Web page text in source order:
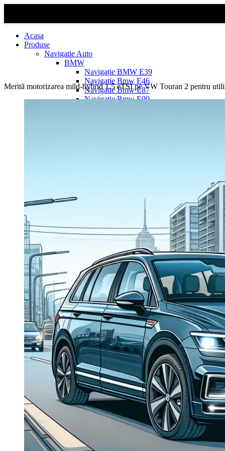
Acasa
Produse
Navigatie Auto
BMW
Navigație BMW E39
Navigatie Bmw E46
Navigatie Bmw E87
Navigatie Bmw E90
Navigație Dacia Logan 1 (2004–2012)
Navigație Dacia Logan 2 (2012–2020)
Navigație Dacia Logan 3 (2020–Prezent)
Dacia Duster
Navigatie Duster 2011
Navigatie Duster 2019
Audi
Navigatie Audi A3 8p
Navigatie Audi A4
Navigatie Audi A4 B6
Navigatie Audi A4 B7
Navigatie Audi A4 B8
Navigatie Audi A5
Navigatie Audi A6 C5
Navigatie Audi A6 C6
Navigatie Audi A6 C7
Navigatie Audi Q5
Ford
Navigație Ford Fiesta
Navigație Ford Focus 1
Navigație Ford Focus 2
Navigație Ford Focus MK3
Navigație Ford Mondeo MK3
Navigație Ford Mondeo MK4
Navigație Ford Transit
Mercedes
Navigație Mercedes C Class W203
Navigație Mercedes C Class W204
Merită motorizarea mild-hybrid 1.5 eTSI pe VW Touran 2 pentru